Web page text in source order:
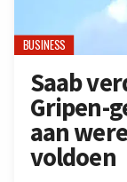
BUSINESS
Saab
Gripen-
aan
voldoen